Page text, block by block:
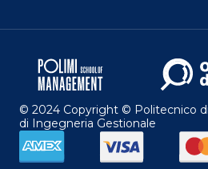
© 2024 Copyright © Politecnico
di Ingegneria Gestionale